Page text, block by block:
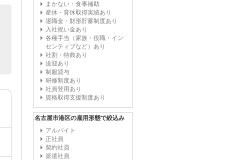
まかない・食事補助
産休・育休取得実績あり
退職金・財形貯蓄制度あり
入社祝い金あり
各種手当（家族・役職・イン
センティブなど）あり
社割・特典あり
送迎あり
制服貸与
研修制度あり
社員登用あり
資格取得支援制度あり
名古屋市港区の雇用形態で絞込み
アルバイト
正社員
契約社員
派遣社員